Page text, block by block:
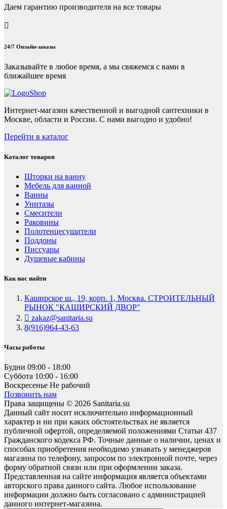
Даем гарантию производителя на все товары
24/7 Онлайн-заказы
Заказывайте в любое время, а мы свяжемся с вами в
ближайшее время
Интернет-магазин качественной и выгодной сантехники в
Москве, области и России. С нами выгодно и удобно!
Перейти в каталог
Каталог товаров
Шторки на ванну
Мебель для ванной
Ванны
Унитазы
Смесители
Раковины
Полотенцесушители
Поддоны
Писсуары
Душевые кабины
Как нас найти
Каширское ш., 19, корп. 1, Москва. СТРОИТЕЛЬНЫЙ
РЫНОК "КАШИРСКИЙ ДВОР"
zakaz@sanitaria.su
8(916)964-43-63
Часы работы
Будни 09:00 - 18:00
Суббота 10:00 - 16:00
Воскресенье Не рабочий
Позвонить нам
Права защищены © 2026 Sanitaria.su
Данный сайт носит исключительно информационный
характер и ни при каких обстоятельствах не является
публичной офертой, определяемой положениями Статьи 437
Гражданского кодекса РФ. Точные данные о наличии, ценах и
способах приобретения необходимо узнавать у менеджеров
магазина по телефону, запросом по электронной почте, через
форму обратной связи или при оформлении заказа.
Представленная на сайте информация является объектами
авторского права данного сайта. Любое использование
информации должно быть согласовано с администрацией
данного интернет-магазина.